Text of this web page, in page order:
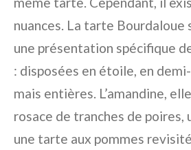
nuances. La tarte Bourdaloue
une présentation spécifique
: disposées en étoile, en
mais entières. L’amandine,
rosace de tranches de poires,
une tarte aux pommes